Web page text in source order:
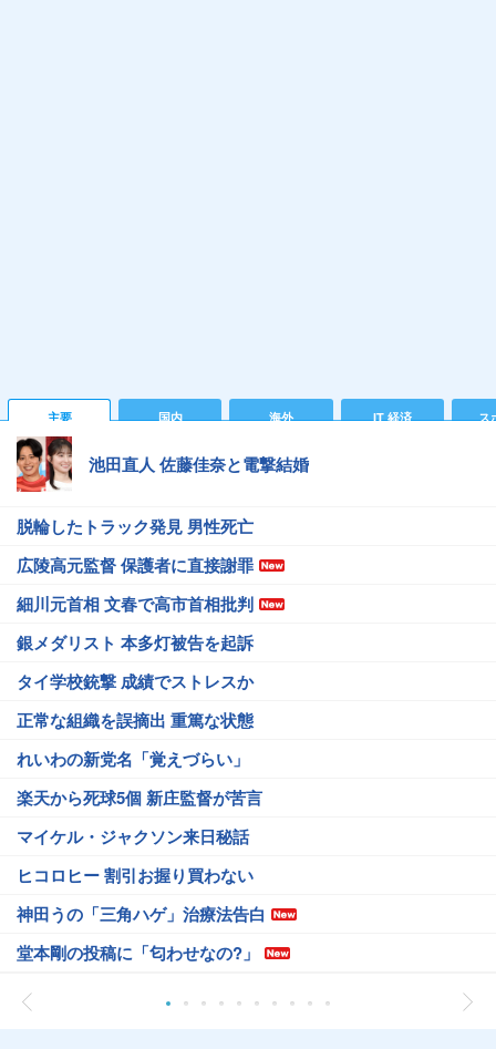
主要 国内 海外 IT 経済 ス
池田直人 佐藤佳奈と電撃結婚
脱輪したトラック発見 男性死亡
広陵高元監督 保護者に直接謝罪
細川元首相 文春で高市首相批判
銀メダリスト 本多灯被告を起訴
タイ学校銃撃 成績でストレスか
正常な組織を誤摘出 重篤な状態
れいわの新党名「覚えづらい」
楽天から死球5個 新庄監督が苦言
マイケル・ジャクソン来日秘話
ヒコロヒー 割引お握り買わない
神田うの「三角ハゲ」治療法告白
堂本剛の投稿に「匂わせなの?」